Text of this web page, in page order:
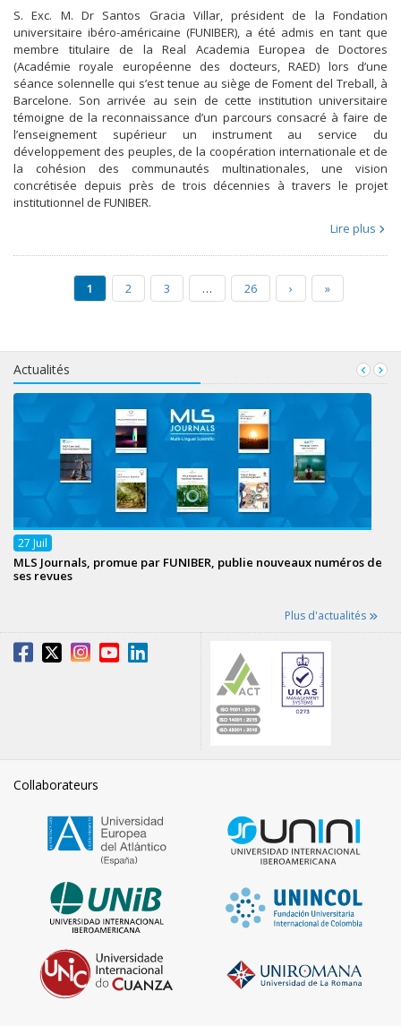
S. Exc. M. Dr Santos Gracia Villar, président de la Fondation
universitaire ibéro-américaine (FUNIBER), a été admis en tant que
membre titulaire de la Real Academia Europea de Doctores
(Académie royale européenne des docteurs, RAED) lors d’une
séance solennelle qui s’est tenue au siège de Foment del Treball, à
Barcelone. Son arrivée au sein de cette institution universitaire
témoigne de la reconnaissance d’un parcours consacré à faire de
l’enseignement supérieur un instrument au service du
développement des peuples, de la coopération internationale et de
la cohésion des communautés multinationales, une vision
concrétisée depuis près de trois décennies à travers le projet
institutionnel de FUNIBER.
Lire plus
1 2 3 … 26 › »
Actualités
27 Juil
MLS Journals, promue par FUNIBER, publie nouveaux numéros de
ses revues
Plus d'actualités
Collaborateurs